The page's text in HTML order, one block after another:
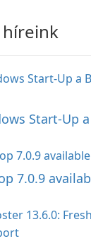
Start-Up
7.0.9